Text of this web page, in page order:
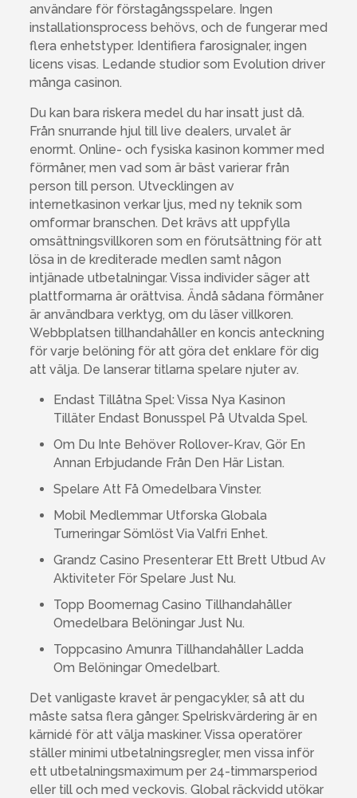
användare för förstagångsspelare. Ingen
installationsprocess behövs, och de fungerar med
flera enhetstyper. Identifiera farosignaler, ingen
licens visas. Ledande studior som Evolution driver
många casinon.
Du kan bara riskera medel du har insatt just då.
Från snurrande hjul till live dealers, urvalet är
enormt. Online- och fysiska kasinon kommer med
förmåner, men vad som är bäst varierar från
person till person. Utvecklingen av
internetkasinon verkar ljus, med ny teknik som
omformar branschen. Det krävs att uppfylla
omsättningsvillkoren som en förutsättning för att
lösa in de krediterade medlen samt någon
intjänade utbetalningar. Vissa individer säger att
plattformarna är orättvisa. Ändå sådana förmåner
är användbara verktyg, om du läser villkoren.
Webbplatsen tillhandahåller en koncis anteckning
för varje belöning för att göra det enklare för dig
att välja. De lanserar titlarna spelare njuter av.
Endast Tillåtna Spel: Vissa Nya Kasinon
Tilläter Endast Bonusspel På Utvalda Spel.
Om Du Inte Behöver Rollover-Krav, Gör En
Annan Erbjudande Från Den Här Listan.
Spelare Att Få Omedelbara Vinster.
Mobil Medlemmar Utforska Globala
Turneringar Sömlöst Via Valfri Enhet.
Grandz Casino Presenterar Ett Brett Utbud Av
Aktiviteter För Spelare Just Nu.
Topp Boomernag Casino Tillhandahåller
Omedelbara Belöningar Just Nu.
Toppcasino Amunra Tillhandahåller Ladda
Om Belöningar Omedelbart.
Det vanligaste kravet är pengacykler, så att du
måste satsa flera gånger. Spelriskvärdering är en
kärnidé för att välja maskiner. Vissa operatörer
ställer minimi utbetalningsregler, men vissa inför
ett utbetalningsmaximum per 24-timmarsperiod
eller till och med veckovis. Global räckvidd utökar